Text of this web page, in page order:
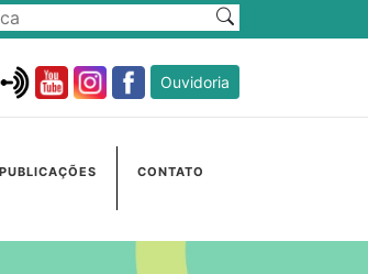
Ouvidoria
PUBLICAÇÕES CONTATO